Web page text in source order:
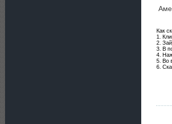
Как
1.
2.
3. В
4.
5. Во
6.